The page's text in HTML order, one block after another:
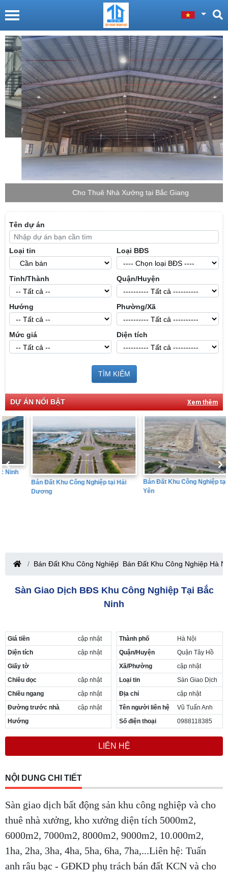
Cho Thuê Nhà Xưởng tại Bắc Giang
Tên dự án
Loại tin Loại BĐS
Tỉnh/Thành Quận/Huyện
Hướng Phường/Xã
Mức giá Diện tích
TÌM KIẾM
DỰ ÁN NỔI BẬT Xem thêm
Bán Đất Khu Công Nghiệp tại Hải
Bán Đất Khu Công Nghiệp tại Hưng
Bán Đất Khu Công Nghiệp Bán Đất Khu Công Nghiệp Hà
Sàn Giao Dịch BĐS Khu Công Nghiệp Tại Bắc
Ninh
Giá tiền
cập nhật
Diện tích
cập nhật
Giấy tờ
Chiều dọc
cập nhật
Chiều ngang
cập nhật
Đường trước nhà
cập nhật
Hướng
Thành phố
Hà Nội
Quận/Huyện
Quận Tây Hồ
Xã/Phường
cập nhật
Loại tin
Sàn Giao Dịch
Địa chỉ
cập nhật
Tên người liên hệ
Vũ Tuấn Anh
Số điện thoại
0988118385
LIÊN HỆ
NỘI DUNG CHI TIẾT
Sàn giao dịch bất động sản khu công nghiệp và cho
thuê nhà xưởng, kho xưởng diện tích 5000m2,
6000m2, 7000m2, 8000m2, 9000m2, 10.000m2,
1ha, 2ha, 3ha, 4ha, 5ha, 6ha, 7ha,...Liên hệ: Tuấn
anh râu bạc - GĐKD phụ trách bán đất KCN và cho